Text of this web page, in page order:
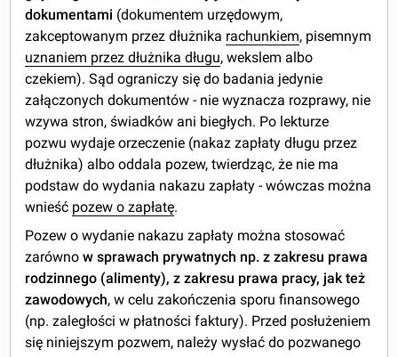
dokumentami (dokumentem urzędowym,
zakceptowanym przez dłużnika rachunkiem, pisemnym
uznaniem przez dłużnika długu, wekslem albo
czekiem). Sąd ograniczy się do badania jedynie
załączonych dokumentów - nie wyznacza rozprawy, nie
wzywa stron, świadków ani biegłych. Po lekturze
pozwu wydaje orzeczenie (nakaz zapłaty długu przez
dłużnika) albo oddala pozew, twierdząc, że nie ma
podstaw do wydania nakazu zapłaty - wówczas można
wnieść pozew o zapłatę.
Pozew o wydanie nakazu zapłaty można stosować
zarównow sprawach prywatnych np. z zakresu prawa
rodzinnego (alimenty), z zakresu prawa pracy, jak też
zawodowych, w celu zakończenia sporu finansowego
(np. zaległości w płatności faktury). Przed posłużeniem
się niniejszym pozwem, należy wysłać do pozwanego